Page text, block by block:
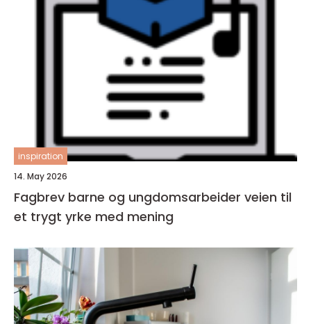
inspiration
14. May 2026
Fagbrev barne og ungdomsarbeider veien til
et trygt yrke med mening